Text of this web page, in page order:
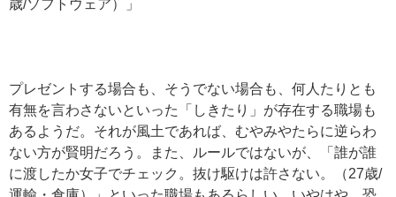
歳/ソフトウェア）」
プレゼントする場合も、そうでない場合も、何人たりとも
有無を言わさないといった「しきたり」が存在する職場も
あるようだ。それが風土であれば、むやみやたらに逆らわ
ない方が賢明だろう。また、ルールではないが、「誰が誰
に渡したか女子でチェック。抜け駆けは許さない。（27歳/